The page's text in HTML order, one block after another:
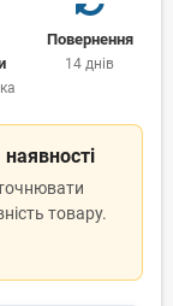
Повернення
14 днів
товару.